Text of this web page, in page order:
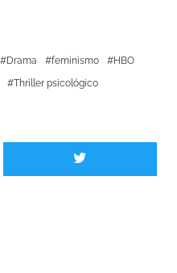
Drama feminismo
HBO
Thriller psicológico